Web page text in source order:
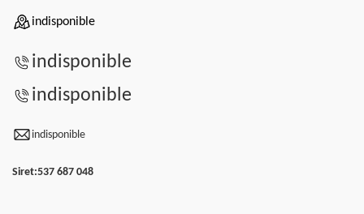
indisponible
indisponible
indisponible
indisponible
Siret:537 687 048